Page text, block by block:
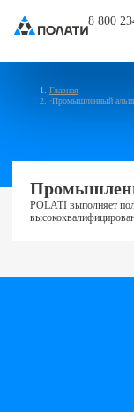
8 800
Главная
Промышленный
POLATI выполняет